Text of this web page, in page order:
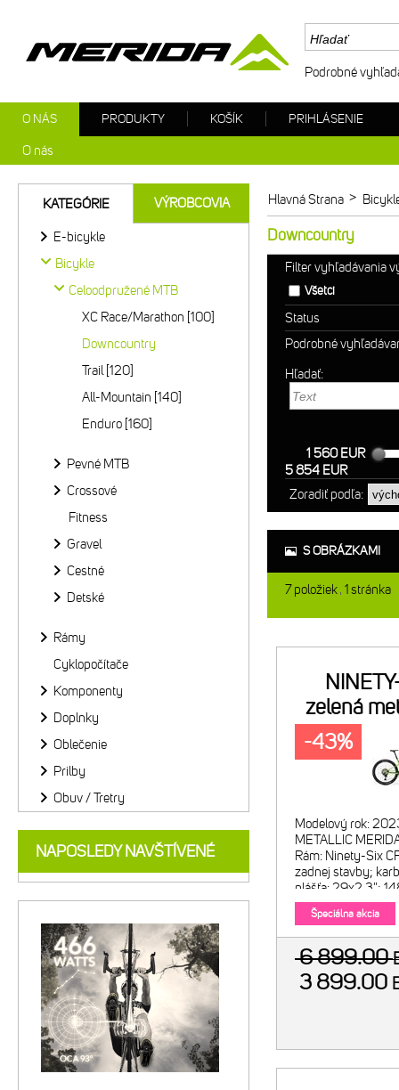
Hlavná Strana >
Downcountry
Filter vyhľadávania
Všetci
Status
Podrobné
Hľadať:
1 560 EUR
5 854 EUR
Zoradiť podľa:
S OBRÁZKAMI
7položiek 1stránka
zelená
Modelový rok:
METALLIC
Rám: Ninety-Six
zadnej stavby;
plášťa: 29x2.3";
Veľkosti: S-M-L-XL
Špeciálna akcia
-43%
6 899.00
3 899.00
KATEGÓRIE VÝROBCOVIA
E-bicykle
Bicykle
Celoodpružené MTB
XC Race/Marathon [100]
Downcountry
Trail [120]
All-Mountain [140]
Enduro [160]
Pevné MTB
Crossové
Fitness
Gravel
Cestné
Detské
Rámy
Cyklopočítače
Komponenty
Doplnky
Oblečenie
Prilby
Obuv / Tretry
NAPOSLEDY NAVŠTÍVENÉ
Podrobné
O NÁS
O nás
PRODUKTY KOŠÍK PRIHLÁSENIE